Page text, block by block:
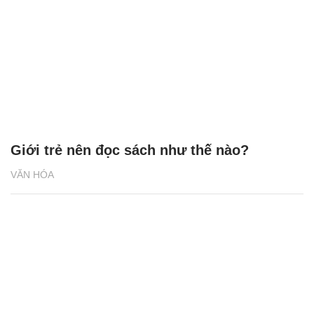
VĂN HÓA
Giới trẻ nên đọc sách như thế nào?